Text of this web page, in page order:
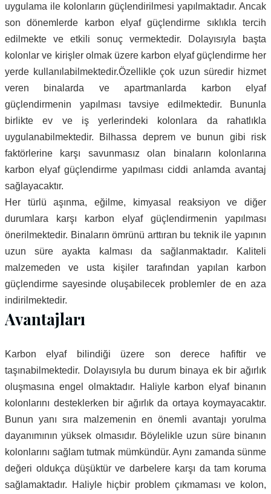
uygulama ile kolonların güçlendirilmesi yapılmaktadır. Ancak
son dönemlerde karbon elyaf güçlendirme sıklıkla tercih
edilmekte ve etkili sonuç vermektedir. Dolayısıyla başta
kolonlar ve kirişler olmak üzere karbon elyaf güçlendirme her
yerde kullanılabilmektedir.Özellikle çok uzun süredir hizmet
veren binalarda ve apartmanlarda karbon elyaf
güçlendirmenin yapılması tavsiye edilmektedir. Bununla
birlikte ev ve iş yerlerindeki kolonlara da rahatlıkla
uygulanabilmektedir. Bilhassa deprem ve bunun gibi risk
faktörlerine karşı savunmasız olan binaların kolonlarına
karbon elyaf güçlendirme yapılması ciddi anlamda avantaj
sağlayacaktır.
Her türlü aşınma, eğilme, kimyasal reaksiyon ve diğer
durumlara karşı karbon elyaf güçlendirmenin yapılması
önerilmektedir. Binaların ömrünü arttıran bu teknik ile yapının
uzun süre ayakta kalması da sağlanmaktadır. Kaliteli
malzemeden ve usta kişiler tarafından yapılan karbon
güçlendirme sayesinde oluşabilecek problemler de en aza
indirilmektedir.
Avantajları
Karbon elyaf bilindiği üzere son derece hafiftir ve
taşınabilmektedir. Dolayısıyla bu durum binaya ek bir ağırlık
oluşmasına engel olmaktadır. Haliyle karbon elyaf binanın
kolonlarını desteklerken bir ağırlık da ortaya koymayacaktır.
Bunun yanı sıra malzemenin en önemli avantajı yorulma
dayanımının yüksek olmasıdır. Böylelikle uzun süre binanın
kolonlarını sağlam tutmak mümkündür. Aynı zamanda sünme
değeri oldukça düşüktür ve darbelere karşı da tam koruma
sağlamaktadır. Haliyle hiçbir problem çıkmaması ve kolon,